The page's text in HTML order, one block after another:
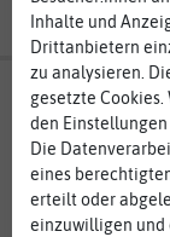
Inhalte und
Drittanbietern
zu analysieren.
gesetzte
den
Die
eines
erteilt oder
einzuwilligen und